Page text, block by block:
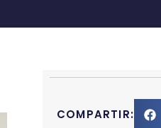
COMPARTIR: